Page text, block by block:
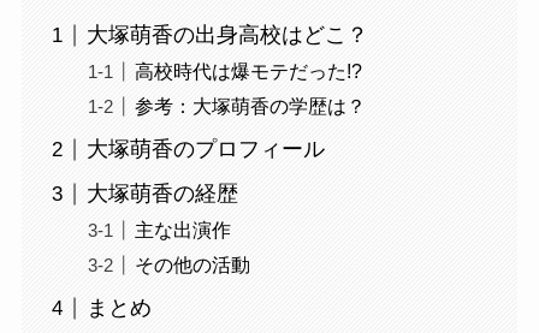
大塚萌香の出身高校はどこ？
高校時代は爆モテだった!?
参考：大塚萌香の学歴は？
大塚萌香のプロフィール
大塚萌香の経歴
主な出演作
その他の活動
まとめ